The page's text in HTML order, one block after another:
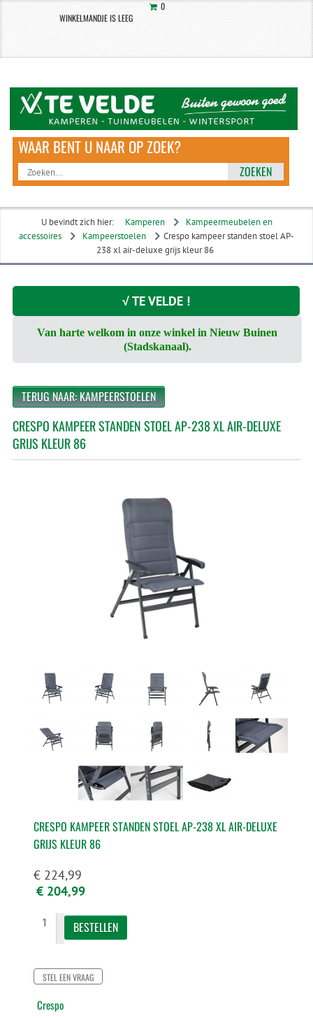
0
WINKELMANDJE IS LEEG
ZOEKEN
U bevindt zich hier: Kamperen
Kampeermeubelen en
accessoires
Kampeerstoelen
Crespo kampeer standen stoel AP-
238 xl air-deluxe grijs kleur 86
√ TE VELDE !
Van harte welkom in onze winkel in Nieuw Buinen
(Stadskanaal).
TERUG NAAR: KAMPEERSTOELEN
CRESPO KAMPEER STANDEN STOEL AP-238 XL AIR-DELUXE
GRIJS KLEUR 86
CRESPO KAMPEER STANDEN STOEL AP-238 XL AIR-DELUXE
GRIJS KLEUR 86
€ 224,99
€ 204,99
STEL EEN VRAAG
Crespo